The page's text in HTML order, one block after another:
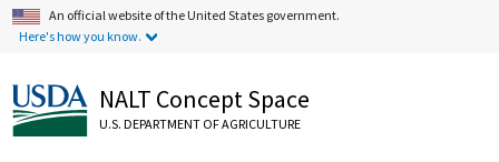
An official website of the United States government.
Here's how you know.
NALT Concept Space
U.S. DEPARTMENT OF AGRICULTURE